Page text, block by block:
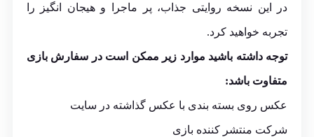
در این نسخه روایتی جذاب، پر ماجرا و هیجان انگیز را
تجربه خواهید کرد.
توجه داشته باشید موارد زیر ممکن است در سفارش بازی
متفاوت باشد:
عکس روی بسته بندی با عکس گذاشته در سایت
شرکت منتشر کننده بازی